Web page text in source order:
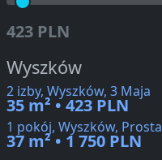
423 PLN
Wyszków
2 izby, Wyszków, 3 Maja
35 m² • 423 PLN
1 pokój, Wyszków, Prosta
37 m² • 1 750 PLN